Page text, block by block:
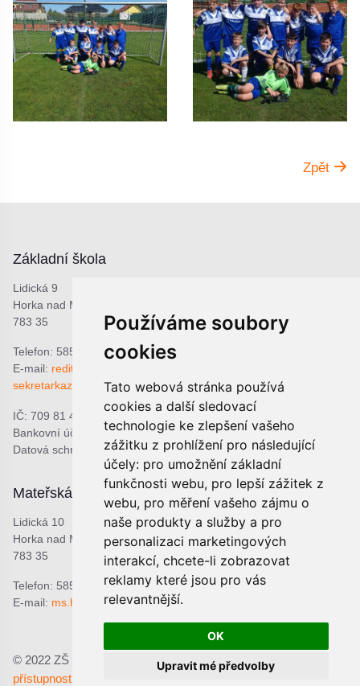
Používáme soubory
cookies
Tato webová stránka používá
cookies a další sledovací
technologie ke zlepšení vašeho
zážitku z prohlížení pro následující
účely: pro umožnění základní
funkčnosti webu, pro lepší zážitek z
webu, pro měření vašeho zájmu o
naše produkty a služby a pro
personalizaci marketingových
interakcí, chcete-li zobrazovat
reklamy které jsou pro vás
relevantnější.
OK
Upravit mé předvolby
Zpět
Základní škola
Lidická 9
Horka nad Moravou
783 35
Telefon: 585 378 047
E-mail: reditel@zshorka.cz
sekretarkazshorka@seznam.cz
IČ: 709 81 493
Bankovní účet: 1809609309/0800
Datová schránka: bjema48
Mateřská škola
Lidická 10
Horka nad Moravou
783 35
Telefon: 585 378 068
E-mail: ms.horka@seznam.cz
Školní jídelna
Lidická 9
Horka nad Moravou
783 35
Telefon: 601 537 678
© 2022 ZŠ a MŠ Horka nad Moravou, p.o.; Prohlášení o
přístupnosti